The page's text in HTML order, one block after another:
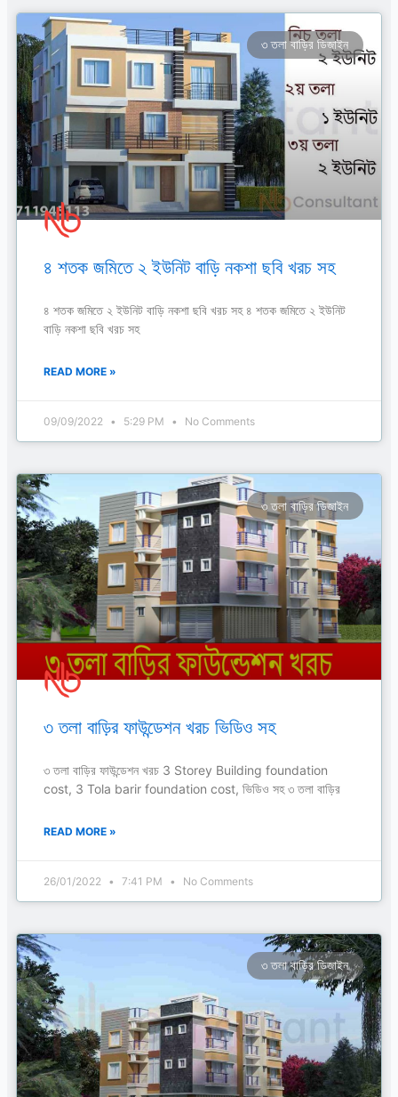
৩ তলা বাড়ির ডিজাইন
৪ শতক জমিতে ২ ইউনিট বাড়ি নকশা ছবি খরচ সহ
৪ শতক জমিতে ২ ইউনিট বাড়ি নকশা ছবি খরচ সহ ৪ শতক জমিতে ২ ইউনিট
বাড়ি নকশা ছবি খরচ সহ
READ MORE »
09/09/2022 5:29 PM No Comments
৩ তলা বাড়ির ডিজাইন
৩ তলা বাড়ির ফাউন্ডেশন খরচ ভিডিও সহ
৩ তলা বাড়ির ফাউন্ডেশন খরচ 3 Storey Building foundation
cost, 3 Tola barir foundation cost, ভিডিও সহ ৩ তলা বাড়ির
READ MORE »
26/01/2022 7:41 PM No Comments
৩ তলা বাড়ির ডিজাইন